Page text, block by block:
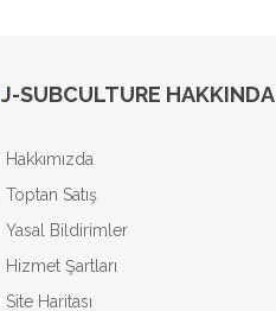
J-SUBCULTURE HAKKINDA
Hakkımızda
Toptan Satış
Yasal Bildirimler
Hizmet Şartları
Site Haritası